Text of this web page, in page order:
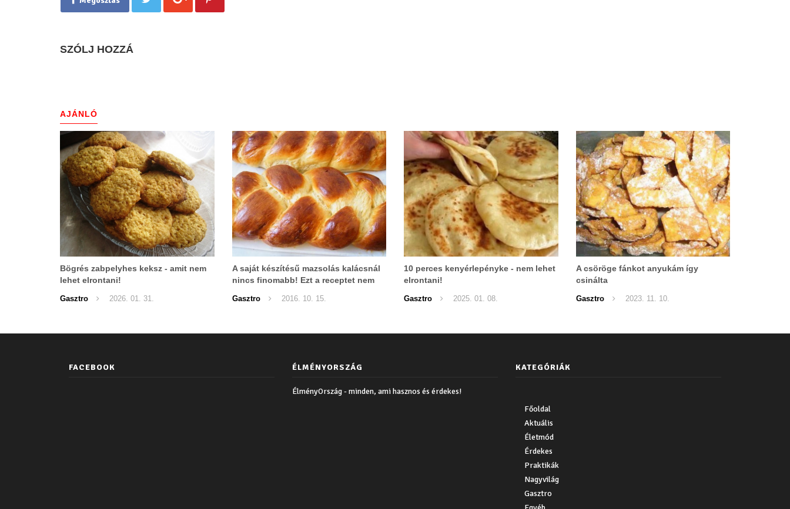
SZÓLJ HOZZÁ
AJÁNLÓ
Bögrés zabpelyhes keksz - amit nem
lehet elrontani!
Gasztro 2026. 01. 31.
A saját készítésű mazsolás kalácsnál
nincs finomabb! Ezt a receptet nem
Gasztro 2016. 10. 15.
10 perces kenyérlepényke - nem lehet
elrontani!
Gasztro 2025. 01. 08.
A csöröge fánkot anyukám így
csinálta
Gasztro 2023. 11. 10.
FACEBOOK ÉLMÉNYORSZÁG
ÉlményOrszág - minden, ami hasznos és érdekes!
KATEGÓRIÁK
Főoldal
Aktuális
Életmód
Érdekes
Praktikák
Nagyvilág
Gasztro